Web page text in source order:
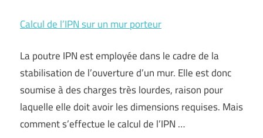
Calcul de l’IPN sur un mur porteur
La poutre IPN est employée dans le cadre de la
stabilisation de l’ouverture d’un mur. Elle est donc
soumise à des charges très lourdes, raison pour
laquelle elle doit avoir les dimensions requises. Mais
comment s’effectue le calcul de l’IPN …